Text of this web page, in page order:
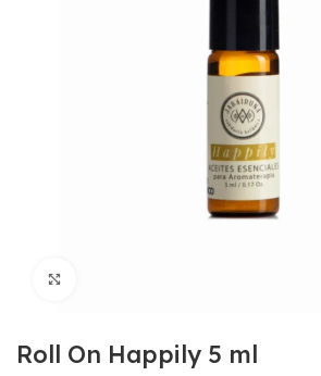
Roll On Happily 5 ml